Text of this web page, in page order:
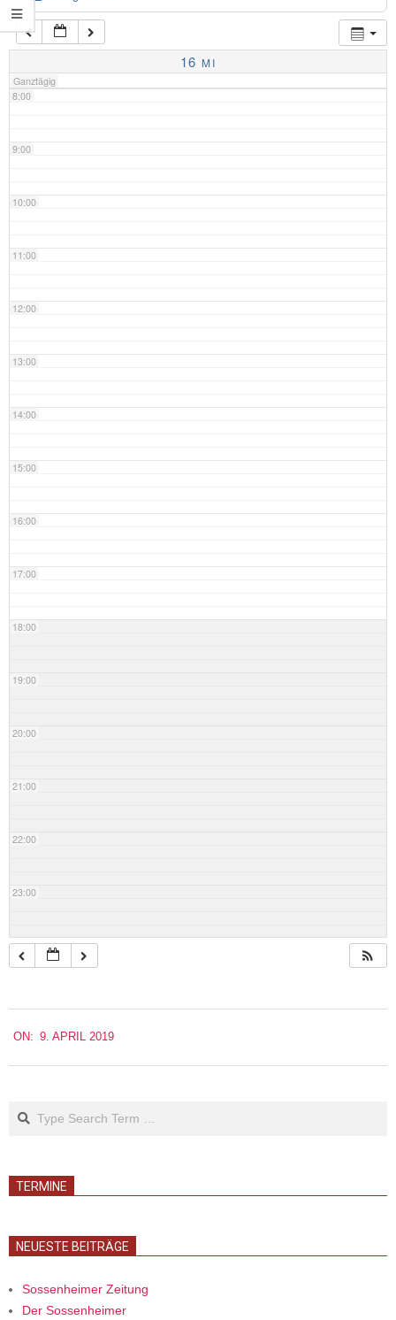
16 MI
Ganztägig
7:00
8:00
9:00
10:00
11:00
12:00
13:00
14:00
15:00
16:00
17:00
18:00
19:00
20:00
21:00
22:00
23:00
04-
09
ON: 9. APRIL 2019
TERMINE
NEUESTE BEITRÄGE
Sossenheimer Zeitung
Der Sossenheimer